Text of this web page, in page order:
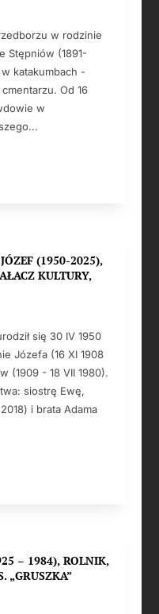
w rodzinie
Stępniów (1891-
katakumbach -
Od 16
w
(1950-2025),
KULTURY,
się 30 IV 1950
Józefa (16 XI 1908
(1909 - 18 VII 1980).
siostrę Ewę,
i brata Adama
– 1984), ROLNIK,
„GRUSZKA”